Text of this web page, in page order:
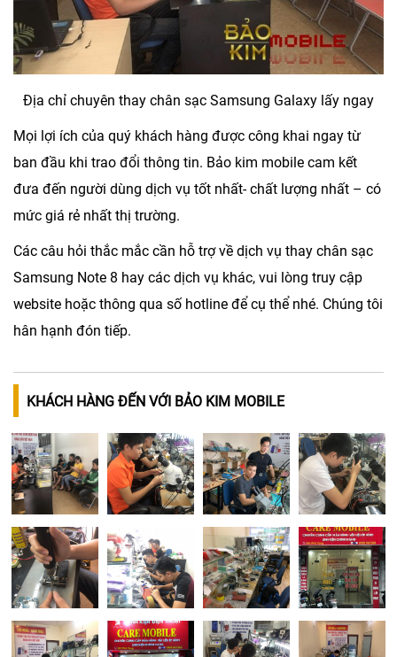
Địa chỉ chuyên thay chân sạc Samsung Galaxy lấy ngay
Mọi lợi ích của quý khách hàng được công khai ngay từ
ban đầu khi trao đổi thông tin. Bảo kim mobile cam kết
đưa đến người dùng dịch vụ tốt nhất- chất lượng nhất – có
mức giá rẻ nhất thị trường.
Các câu hỏi thắc mắc cần hỗ trợ về dịch vụ thay chân sạc
Samsung Note 8 hay các dịch vụ khác, vui lòng truy cập
website hoặc thông qua số hotline để cụ thể nhé. Chúng tôi
hân hạnh đón tiếp.
KHÁCH HÀNG ĐẾN VỚI BẢO KIM MOBILE